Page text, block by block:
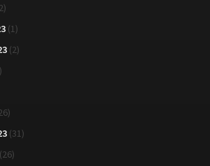
(1)
(2)
(31)
(26)